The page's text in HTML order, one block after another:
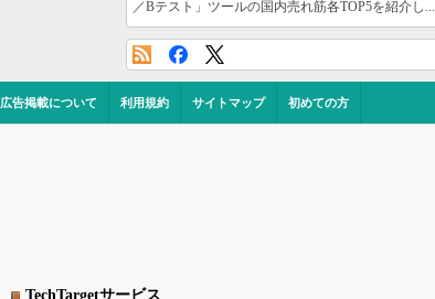
／Bテスト」ツールの国内売れ筋各TOP5を紹介し...
広告掲載について 利用規約 サイトマップ 初めての方
TechTargetサービス